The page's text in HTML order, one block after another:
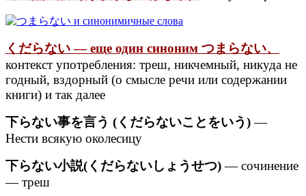
くだらない — еще один синоним つまらない、
контекст употребления: треш, никчемный, никуда не
годный, вздорный (о смысле речи или содержании
книги) и так далее
下らない事を言う (くだらないことをいう)—
Нести всякую околесицу
下らない小説(くだらないしょうせつ)— сочинение
— треш